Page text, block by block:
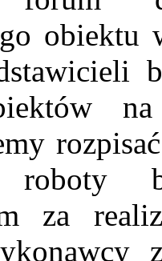
obiektu
za